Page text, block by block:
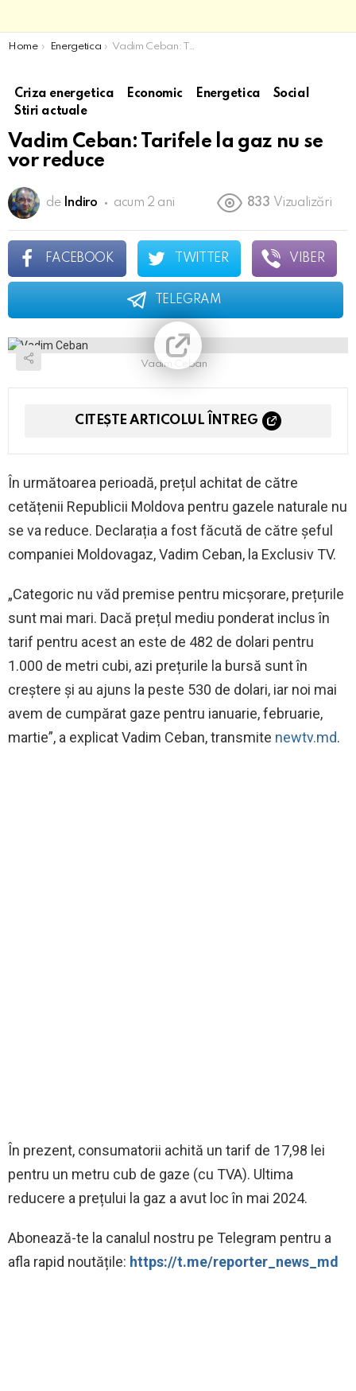
You are here:
Home Energetica Vadim Ceban: Tarifele la gaz nu se vor reduce
Criza energetica Economic Energetica
Social
Stiri actuale
Vadim Ceban: Tarifele la gaz nu se
vor reduce
de Indiro acum 2 ani 833 Vizualizări
FACEBOOK TWITTER VIBER
TELEGRAM
Vadim Ceban
CITEȘTE ARTICOLUL ÎNTREG
În următoarea perioadă, prețul achitat de către
cetățenii Republicii Moldova pentru gazele naturale nu
se va reduce. Declarația a fost făcută de către șeful
companiei Moldovagaz, Vadim Ceban, la Exclusiv TV.
„Categoric nu văd premise pentru micșorare, prețurile
sunt mai mari. Dacă prețul mediu ponderat inclus în
tarif pentru acest an este de 482 de dolari pentru
1.000 de metri cubi, azi prețurile la bursă sunt în
creștere și au ajuns la peste 530 de dolari, iar noi mai
avem de cumpărat gaze pentru ianuarie, februarie,
martie”, a explicat Vadim Ceban, transmite newtv.md.
În prezent, consumatorii achită un tarif de 17,98 lei
pentru un metru cub de gaze (cu TVA). Ultima
reducere a prețului la gaz a avut loc în mai 2024.
Abonează-te la canalul nostru pe Telegram pentru a
afla rapid noutățile: https://t.me/reporter_news_md